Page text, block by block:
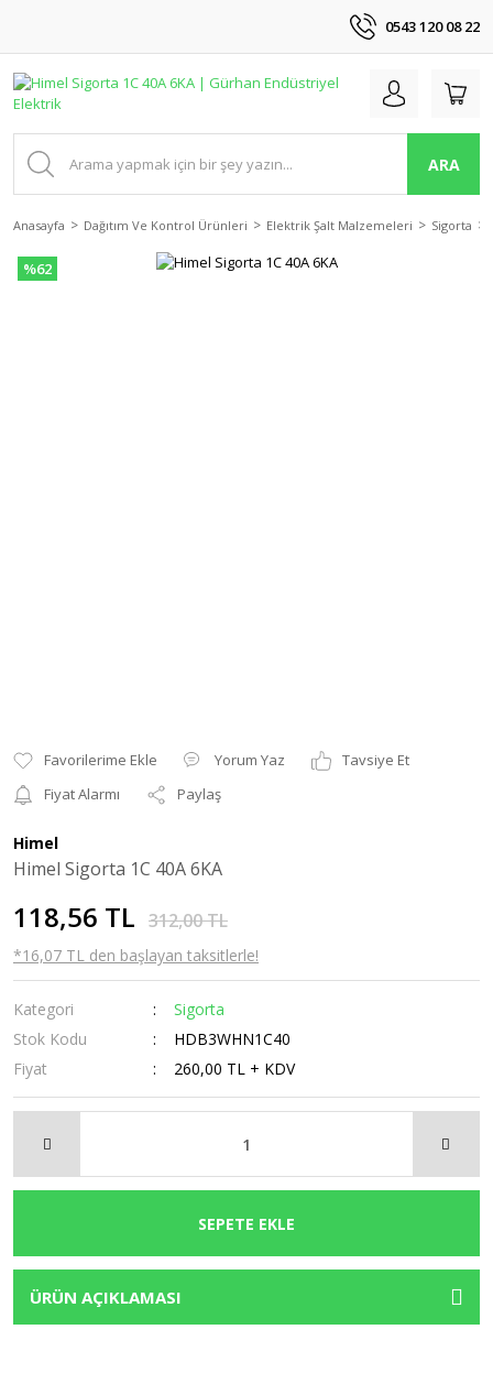
0543 120 08 22
ARA
Anasayfa Dağıtım Ve Kontrol Ürünleri Elektrik Şalt Malzemeleri Sigorta
%62
Yorum Yaz
Tavsiye Et
Fiyat Alarmı
Paylaş
Himel
Himel Sigorta 1C 40A 6KA
118,56 TL 312,00 TL
*16,07 TL den başlayan taksitlerle!
Kategori
Sigorta
Stok Kodu
HDB3WHN1C40
Fiyat
260,00 TL + KDV
SEPETE EKLE
ÜRÜN AÇIKLAMASI